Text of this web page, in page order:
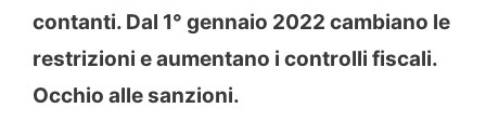
contanti. Dal 1° gennaio 2022 cambiano le
restrizioni e aumentano i controlli fiscali.
Occhio alle sanzioni.